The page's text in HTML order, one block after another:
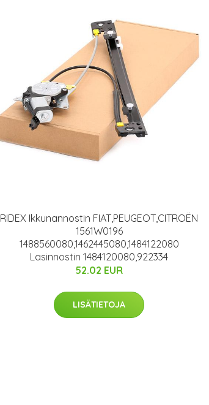
RIDEX Ikkunannostin FIAT,PEUGEOT,CITROËN
1561W0196
1488560080,1462445080,1484122080
Lasinnostin 1484120080,922334
52.02 EUR
LISÄTIETOJA